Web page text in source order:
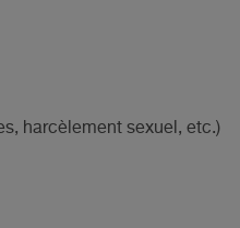
harcèlement sexuel, etc.)